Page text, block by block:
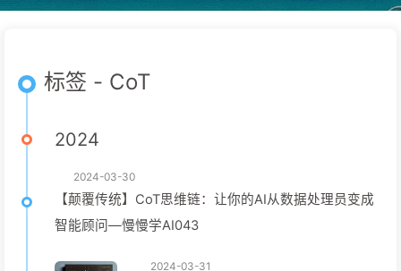
标签 - CoT
2024
2024-03-30
【颠覆传统】CoT思维链：让你的AI从数据处理员变成
智能顾问—慢慢学AI043
2024-03-31